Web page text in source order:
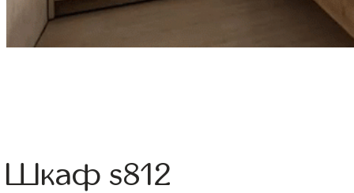
Шкаф s812